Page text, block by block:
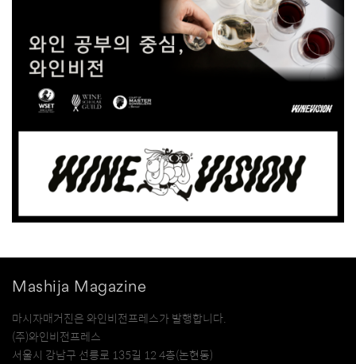
Mashija Magazine
마시자매거진은 와인비전프레스가 발행합니다.
(주)와인비전프레스
서울시 강남구 선릉로 135길 12 4층(논현동)